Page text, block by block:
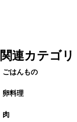
関連カテゴリ
ごはんもの
卵料理
肉